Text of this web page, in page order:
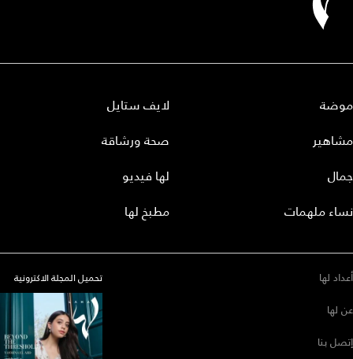
موضة
مشاهير
جمال
نساء ملهمات
لايف ستايل
صحة ورشاقة
لها فيديو
مطبخ لها
أعداد لها
عن لها
إتصل بنا
تحميل المجلة الاكترونية